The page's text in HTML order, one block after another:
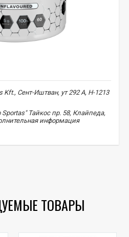
Сент-Иштван, ут 292 A, H-1213
Тайкос пр. 58, Клайпеда,
информация
ТОВАРЫ